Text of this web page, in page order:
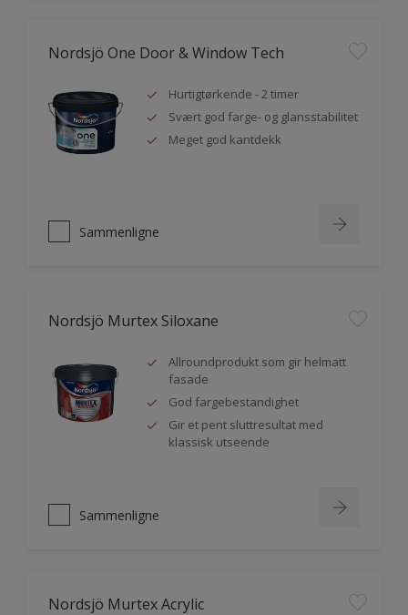
Nordsjö One Door & Window Tech
Hurtigtørkende - 2 timer
Svært god farge- og glansstabilitet
Meget god kantdekk
Sammenligne
Nordsjö Murtex Siloxane
Allroundprodukt som gir helmatt
fasade
God fargebestandighet
Gir et pent sluttresultat med
klassisk utseende
Sammenligne
Nordsjö Murtex Acrylic